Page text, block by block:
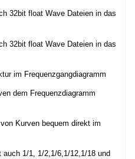
32bit float Wave Dateien in das
32bit float Wave Dateien in das
im Frequenzgangdiagramm
dem Frequenzdiagramm
Kurven bequem direkt im
1/1, 1/2,1/6,1/12,1/18 und